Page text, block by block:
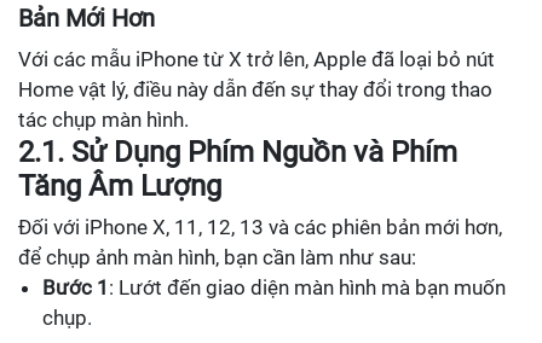
Bản Mới Hơn
Với các mẫu iPhone từ X trở lên, Apple đã loại bỏ nút
Home vật lý, điều này dẫn đến sự thay đổi trong thao
tác chụp màn hình.
2.1. Sử Dụng Phím Nguồn và Phím
Tăng Âm Lượng
Đối với iPhone X, 11, 12, 13 và các phiên bản mới hơn,
để chụp ảnh màn hình, bạn cần làm như sau:
Bước 1 : Lướt đến giao diện màn hình mà bạn muốn
chụp.